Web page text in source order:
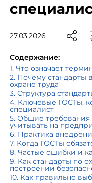
27.03.2026
Содержание:
1. Что означает
2. Почему стандарты
охране труда
3. Структура
4. Ключевые ГОСТы,
специалист
5. Общие требования
учитывать на
6. Практика
7. Когда ГОСТы
8. Частые ошибки и
9. Как стандарты по
построении
10. Как правильно